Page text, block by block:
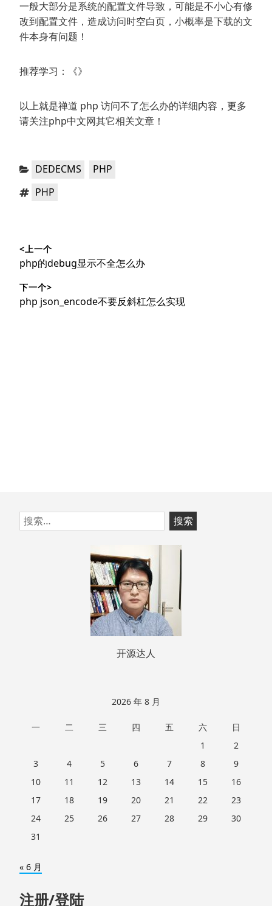
一般大部分是系统的配置文件导致，可能是不小心有修
改到配置文件，造成访问时空白页，小概率是下载的文
件本身有问题！
推荐学习：《》
以上就是禅道 php 访问不了怎么办的详细内容，更多
请关注php中文网其它相关文章！
分
DEDECMS ，PHP
标 PHP
章
导
航
<上一个
上
文
章：
php的debug显示不全怎么办
下一个>
下
php json_encode不要反斜杠怎么实现
跳
至
搜
索：
开源达人
2026 年 8 月
一 二 三 四 五 六
日
1
2
3
4 5 6 7 8
9
10
11 12 13 14 15
16
17
18 19 20 21 22
23
24
25 26 27 28 29
30
31
« 6 月
注册/登陆